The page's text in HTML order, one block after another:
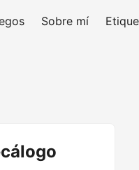
Sobre mí